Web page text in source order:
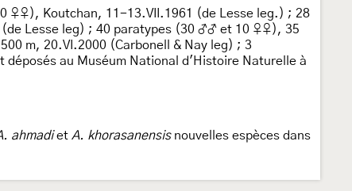
♀♀), Koutchan, 11-13.VII.1961 (de Lesse leg.) ; 28
Lesse leg) ; 40 paratypes (30 ♂♂ et 10 ♀♀), 35
m, 20.VI.2000 (Carbonell & Nay leg) ; 3
au Muséum National d'Histoire Naturelle à
ahmadiet A. khorasanensisnouvelles espèces dans